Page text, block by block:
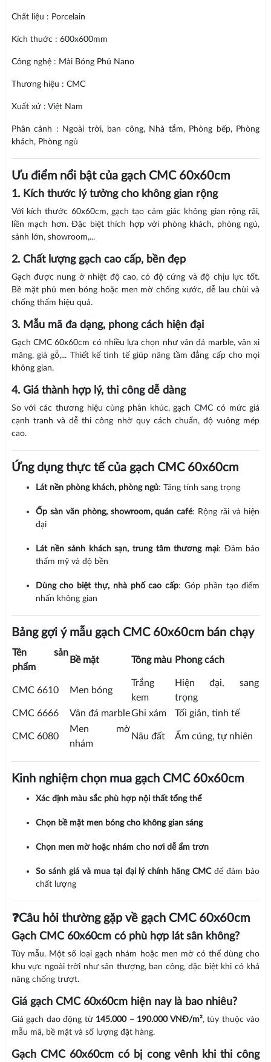
Chất liệu : Porcelain
Kích thuớc : 600x600mm
Công nghệ : Mài Bóng Phủ Nano
Thương hiệu : CMC
Xuất xứ : Việt Nam
Phân cảnh : Ngoài trời, ban công, Nhà tắm, Phòng bếp, Phòng
khách, Phòng ngủ
Ưu điểm nổi bật của gạch CMC 60x60cm
1. Kích thước lý tưởng cho không gian rộng
Với kích thước 60x60cm, gạch tạo cảm giác không gian rộng rãi,
liền mạch hơn. Đặc biệt thích hợp với phòng khách, phòng ngủ,
sảnh lớn, showroom,...
2. Chất lượng gạch cao cấp, bền đẹp
Gạch được nung ở nhiệt độ cao, có độ cứng và độ chịu lực tốt.
Bề mặt phủ men bóng hoặc men mờ chống xước, dễ lau chùi và
chống thấm hiệu quả.
3. Mẫu mã đa dạng, phong cách hiện đại
Gạch CMC 60x60cm có nhiều lựa chọn như vân đá marble, vân xi
măng, giả gỗ,... Thiết kế tinh tế giúp nâng tầm đẳng cấp cho mọi
không gian.
4. Giá thành hợp lý, thi công dễ dàng
So với các thương hiệu cùng phân khúc, gạch CMC có mức giá
cạnh tranh và dễ thi công nhờ quy cách chuẩn, độ vuông mép
cao.
Ứng dụng thực tế của gạch CMC 60x60cm
Lát nền phòng khách, phòng ngủ: Tăng tính sang trọng
Ốp sàn văn phòng, showroom, quán café: Rộng rãi và hiện
đại
Lát nền sảnh khách sạn, trung tâm thương mại: Đảm bảo
thẩm mỹ và độ bền
Dùng cho biệt thự, nhà phố cao cấp: Góp phần tạo điểm
nhấn không gian
Bảng gợi ý mẫu gạch CMC 60x60cm bán chạy
Tên sản
phẩm
Bề mặt Tông màu Phong cách
CMC 6610 Men bóng
Trắng
kem
Hiện đại, sang
trọng
CMC 6666
Vân đá marbleGhi xám Tối giản, tinh tế
CMC 6080
Men mờ
nhám
Nâu đất Ấm cúng, tự nhiên
Kinh nghiệm chọn mua gạch CMC 60x60cm
Xác định màu sắc phù hợp nội thất tổng thể
Chọn bề mặt men bóng cho không gian sáng
Chọn men mờ hoặc nhám cho nơi dễ ẩm trơn
So sánh giá và mua tại đại lý chính hãng CMCđể đảm bảo
chất lượng
❓Câu hỏi thường gặp về gạch CMC 60x60cm
Gạch CMC 60x60cm có phù hợp lát sân không?
Tùy mẫu. Một số loại gạch nhám hoặc men mờ có thể dùng cho
khu vực ngoài trời như sân thượng, ban công, đặc biệt khi có khả
năng chống trượt.
Giá gạch CMC 60x60cm hiện nay là bao nhiêu?
Giá gạch dao động từ 145.000 – 190.000 VNĐ/m², tùy thuộc vào
mẫu mã, bề mặt và số lượng đặt hàng.
Gạch CMC 60x60cm có bị cong vênh khi thi công